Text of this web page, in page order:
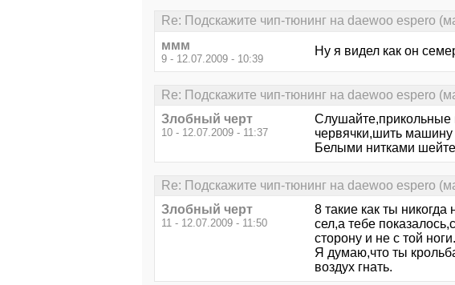
Re: Подскажите чип-тюнинг на daewoo espero
ммм
9 - 12.07.2009 - 10:39
Ну я видел как он
Re: Подскажите чип-тюнинг на daewoo espero
Злобный черт
10 - 12.07.2009 - 11:37
Слушайте,прикольные
червячки,шить машину
Белыми нитками
Re: Подскажите чип-тюнинг на daewoo espero
Злобный черт
11 - 12.07.2009 - 11:50
8 такие как ты
сел,а тебе
сторону и не с той ноги.
Я думаю,что ты
воздух гнать.